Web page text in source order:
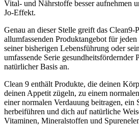
Vital- und Nährstoffe besser aufnehmen
Jo-Effekt.
Genau an dieser Stelle greift das
allumfassenden Produktangebot für
seiner bisherigen Lebensführung oder
umfassende Serie gesundheitsfördernder
natürlicher Basis an.
Clean 9 enthält Produkte, die deinen
deinen Appetit zügeln, zu einem
einer normalen Verdauung beitragen, ein
herbeiführen und dich auf natürliche
Vitaminen, Mineralstoffen und